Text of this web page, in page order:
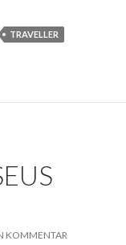
TRAVELLER
KOMMENTAR